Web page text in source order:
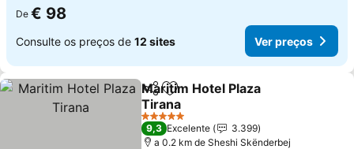
De € 98
Consulte os preços de 12 sites Ver preços
PartilharAdicionar aos favoritos
Maritim Hotel Plaza
Tirana
Ver preços
5 Estrelas
9,3 Excelente
3.399
a 0.2 km de Sheshi Skënderbej